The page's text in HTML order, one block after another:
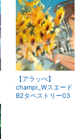
【アラッぺ】
champi_Wスエード
B2タペストリー03